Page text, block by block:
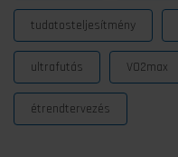
tudatosteljesítmény
ultrafutás VO2max
étrendtervezés